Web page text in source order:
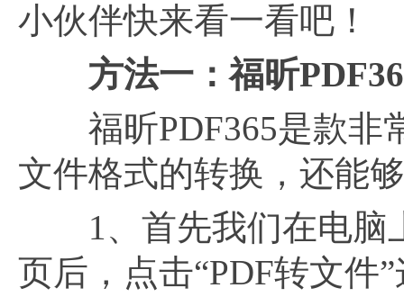
小伙伴快来看一看吧！
方法一：福昕
福昕PDF365是款非
文件格式的转换，还能
1、首先我们在电脑
页后，点击“PDF转文件